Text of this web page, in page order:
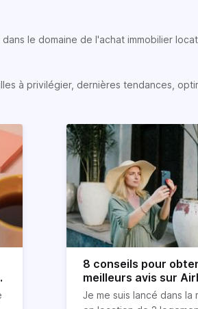
le domaine de l'achat immobilier
à privilégier, dernières tendances,
8 conseils pour
meilleurs avis sur
Je me suis lancé dans la